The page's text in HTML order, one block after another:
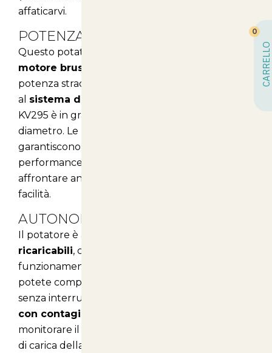
affaticarvi.
POTENZA E PRECISIONE
Questo potatore elettrico è dotato di un
motore brushless da 150W
potenza straordinaria e un taglio preciso. Grazie
al sistema di movimento a ingranaggi
KV295 è in grado di tagliare rami fino a 25 mm di
diametro. Le
garantiscono una lunga durata e una
performance ottimale, permettendo di
affrontare anche i lavori più impegnativi con
facilità.
AUTONOMIA E VERSATILITÀ
Il potatore è alimentato da
ricaricabili, che offrono una durata di
funzionamento di 3-4 ore. Questo significa che
potete completare le vostre attività di potatura
senza interruzioni fastidiose. Inoltre, il
con contagiri totale e parziale
monitorare il numero di tagli effettuati e il livello
di carica della batteria, per una gestione
CARRELLO
0